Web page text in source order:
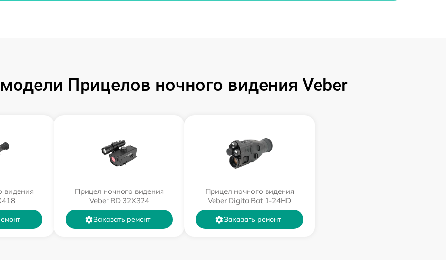
Прицелов ночного видения Veber
видения
Прицел ночного видения
Veber RD 32X324
Заказать ремонт
Прицел ночного видения
Veber DigitalBat 1-24HD
Заказать ремонт